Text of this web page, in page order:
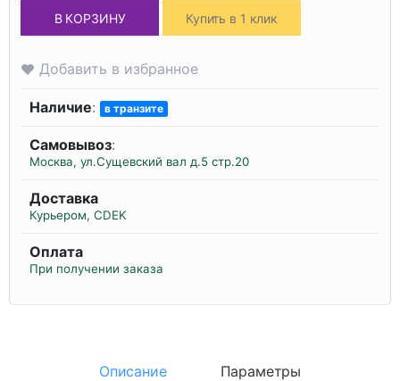
В КОРЗИНУ Купить в 1 клик
Добавить в избранное
Наличие: в транзите
Самовывоз:
Москва, ул.Сущевский вал д.5 стр.20
Доставка
Курьером, CDEK
Оплата
При получении заказа
Описание
Параметры